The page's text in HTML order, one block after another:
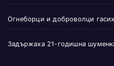
Огнеборци и доброволци
Задържаха 21-годишна